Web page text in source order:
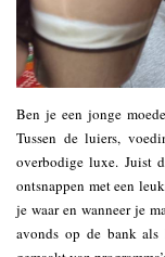
Ben je een jonge
Tussen de luiers,
overbodige luxe. Juist
ontsnappen met een
je waar en wanneer je
avonds op de bank